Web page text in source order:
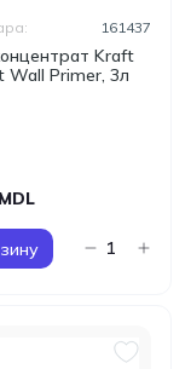
Kraft
Wall Primer, 3л
161437